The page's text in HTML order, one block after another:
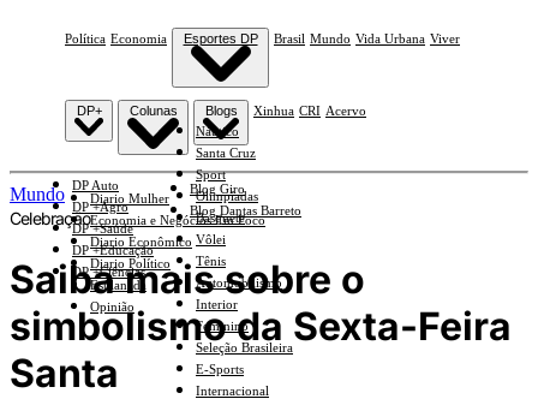
Política Economia Esportes DP
Náutico
Santa Cruz
Sport
Olimpíadas
Basquete
Vôlei
Tênis
Automobilismo
Interior
Feminino
Seleção Brasileira
E-Sports
Internacional
Brasil Mundo Vida Urbana Viver
DP+
DP Auto
DP +Agro
DP +Saúde
DP +Educação
DP +Ciências
Colunas
Diario Mulher
Economia e Negócios Em Foco
Diario Econômico
Diario Político
Esplanada
Opinião
Blogs
Blog Giro
Blog Dantas Barreto
Xinhua CRI Acervo
Mundo
Celebração
Saiba mais sobre o
simbolismo da Sexta-Feira
Santa